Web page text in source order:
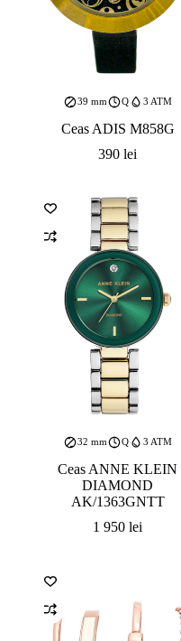
39 mm Q 3 ATM
Ceas ADIS M858G
390lei
32 mm Q 3 ATM
Ceas ANNE KLEIN
DIAMOND
AK/1363GNTT
1 950lei